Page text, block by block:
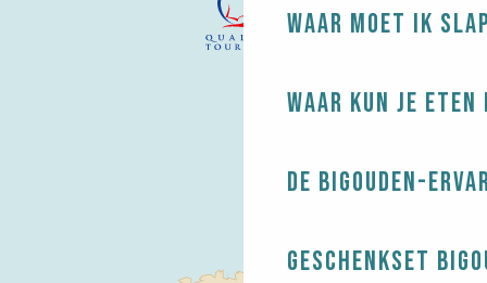
Waar moet ik
Waar kun je eten
De Bigouden-
Geschenkset